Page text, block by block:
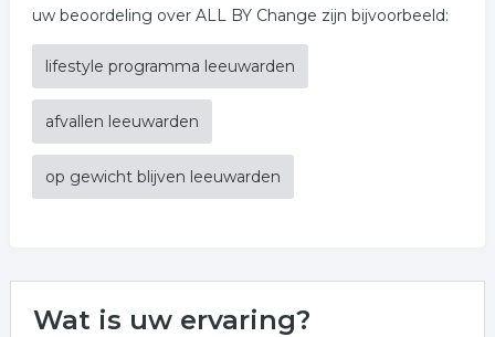
uw beoordeling over ALL BY Change zijn bijvoorbeeld:
lifestyle programma leeuwarden
afvallen leeuwarden
op gewicht blijven leeuwarden
Wat is uw ervaring?